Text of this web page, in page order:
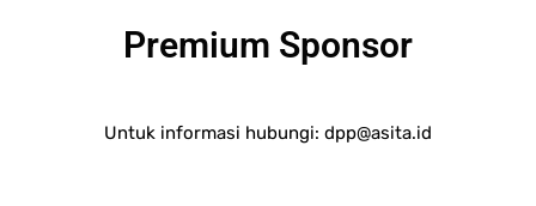
Premium Sponsor
Untuk informasi hubungi: dpp@asita.id